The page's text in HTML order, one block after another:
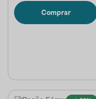
Comprar